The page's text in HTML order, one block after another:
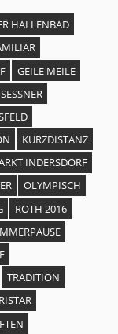
HALLENBAD
GEILE MEILE
KURZDISTANZ
INDERSDORF
OLYMPISCH
ROTH 2016
TRADITION